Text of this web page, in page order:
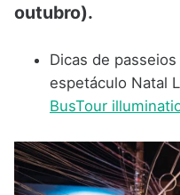
outubro).
Dicas de
espetáculo Natal
BusTour